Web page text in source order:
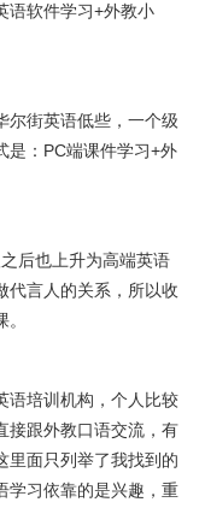
语软件学习+外教小
街英语低些，一个级
是：PC端课件学习+外
后也上升为高端英语
代言人的关系，所以收
培训机构，个人比较
接跟外教口语交流，有
里面只列举了我找到的
学习依靠的是兴趣，重